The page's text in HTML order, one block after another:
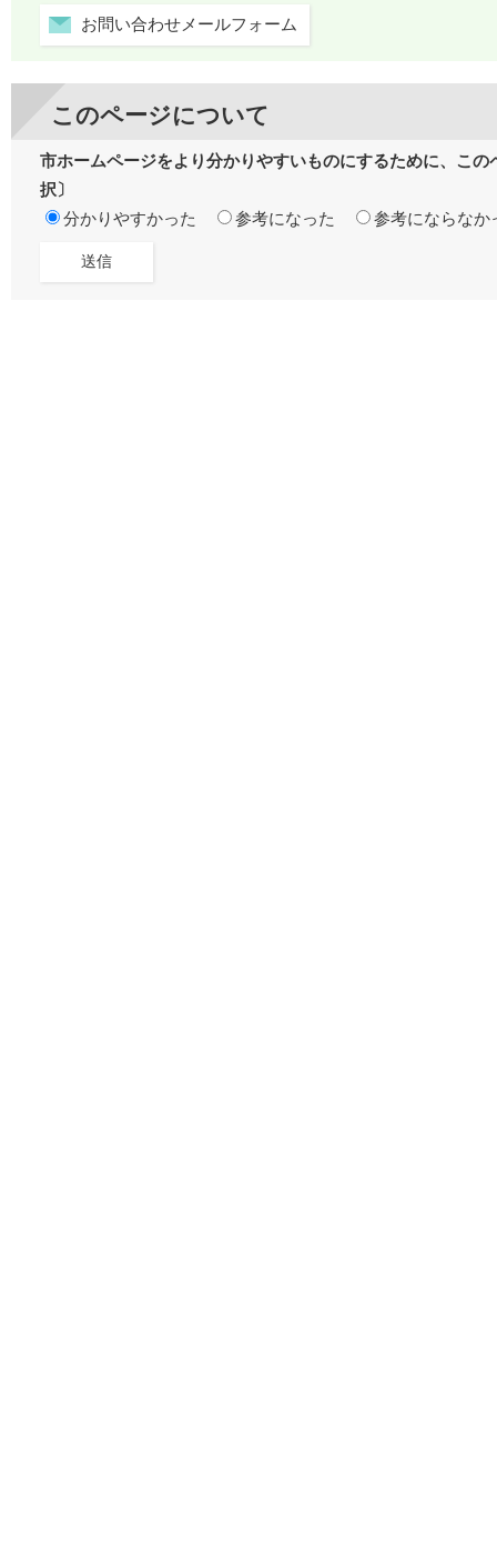
お問い合わせメールフォーム
このページについて
市ホームページをより分かりやすいものにするために、こ
択〕
分かりやすかった
参考になった 参考にならなか